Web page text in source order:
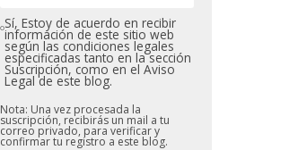
Sí, Estoy de acuerdo en recibir
información de este sitio web
según las condiciones legales
especificadas tanto en la sección
Suscripción, como en el Aviso
Legal de este blog.
Nota: Una vez procesada la
suscripción, recibirás un mail a tu
correo privado, para verificar y
confirmar tu registro a este blog.